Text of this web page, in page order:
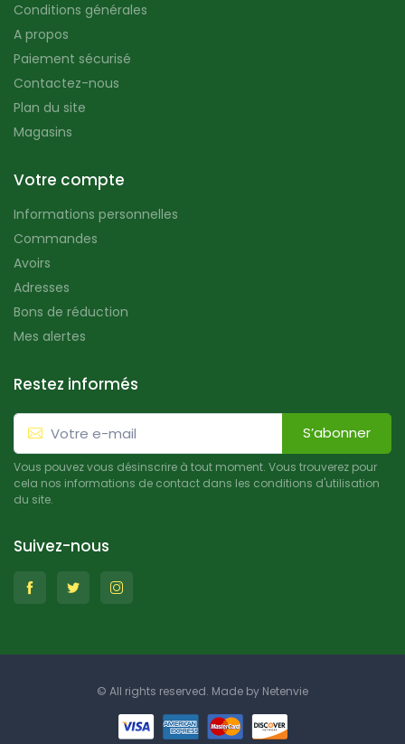
Conditions générales
A propos
Paiement sécurisé
Contactez-nous
Plan du site
Magasins
Votre compte
Informations personnelles
Commandes
Avoirs
Adresses
Bons de réduction
Mes alertes
Restez informés
S’abonner
Vous pouvez vous désinscrire à tout moment. Vous trouverez pour
cela nos informations de contact dans les conditions d'utilisation
du site.
Suivez-nous
© All rights reserved. Made by Netenvie